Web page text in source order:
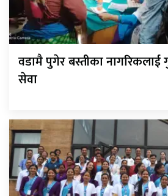
वडामै पुगेर बस्तीका नागरिकलाई
सेवा